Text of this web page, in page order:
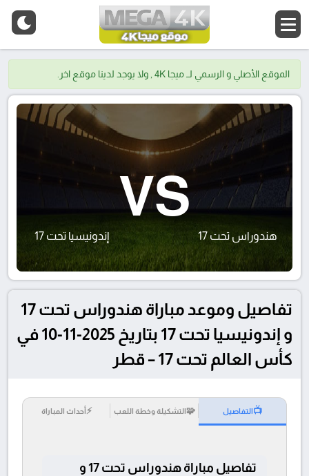
الموقع الأصلي و الرسمي لــ ميجا 4K , ولا يوجد لدينا موقع اخر.
هندوراس تحت 17
VS
إندونيسيا تحت 17
تفاصيل وموعد مباراة هندوراس تحت 17
و إندونيسيا تحت 17 بتاريخ 2025-11-10 في
كأس العالم تحت 17 – قطر
📺التفاصيل 🧩التشكيلة وخطة اللعب ⚡أحداث المباراة
تفاصيل مباراة هندوراس تحت 17 و